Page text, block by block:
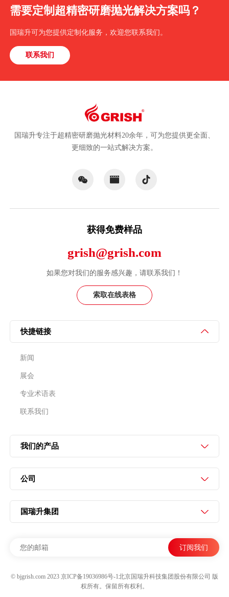
需要定制超精密研磨抛光解决方案吗？
国瑞升可为您提供定制化服务，欢迎您联系我们。
联系我们
国瑞升专注于超精密研磨抛光材料20余年，可为您提供更全面、
更细致的一站式解决方案。
获得免费样品
grish@grish.com
如果您对我们的服务感兴趣，请联系我们！
索取在线表格
快捷链接
新闻
展会
专业术语表
联系我们
我们的产品
公司
国瑞升集团
© bjgrish.com 2023 京ICP备19036986号-1北京国瑞升科技集团股份有限公司 版
权所有。保留所有权利。